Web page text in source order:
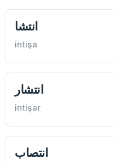
انتشا
intişa
انتشار
intişar
انتصاب